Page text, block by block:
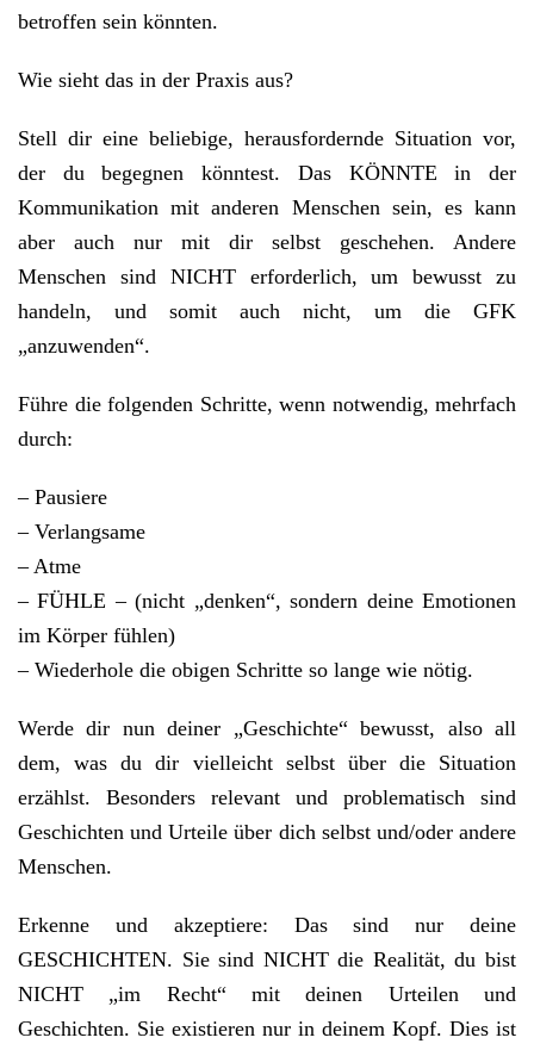
betroffen sein könnten.
Wie sieht das in der Praxis aus?
Stell dir eine beliebige, herausfordernde Situation vor,
der du begegnen könntest. Das KÖNNTE in der
Kommunikation mit anderen Menschen sein, es kann
aber auch nur mit dir selbst geschehen. Andere
Menschen sind NICHT erforderlich, um bewusst zu
handeln, und somit auch nicht, um die GFK
„anzuwenden“.
Führe die folgenden Schritte, wenn notwendig, mehrfach
durch:
– Pausiere
– Verlangsame
– Atme
– FÜHLE – (nicht „denken“, sondern deine Emotionen
im Körper fühlen)
– Wiederhole die obigen Schritte so lange wie nötig.
Werde dir nun deiner „Geschichte“ bewusst, also all
dem, was du dir vielleicht selbst über die Situation
erzählst. Besonders relevant und problematisch sind
Geschichten und Urteile über dich selbst und/oder andere
Menschen.
Erkenne und akzeptiere: Das sind nur deine
GESCHICHTEN. Sie sind NICHT die Realität, du bist
NICHT „im Recht“ mit deinen Urteilen und
Geschichten. Sie existieren nur in deinem Kopf. Dies ist